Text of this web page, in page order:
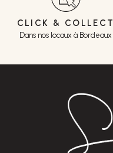
CLICK & COLLECT
Dans nos locaux à Bordeaux